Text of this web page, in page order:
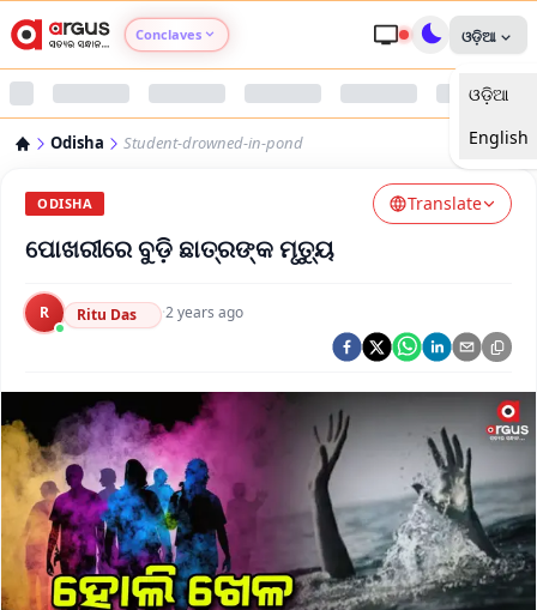
Conclaves
Argus Nari Shakti
Argus Swaad Odisha
Argus Chalo Dekhein Apna Desh
ଓଡ଼ିଆ
ଓଡ଼ିଆ
English
Odisha Student-drowned-in-pond
ODISHA Translate
ପୋଖରୀରେ ବୁଡ଼ି ଛାତ୍ରଙ୍କ ମୃତ୍ୟୁ
R Ritu Das ·2 years ago